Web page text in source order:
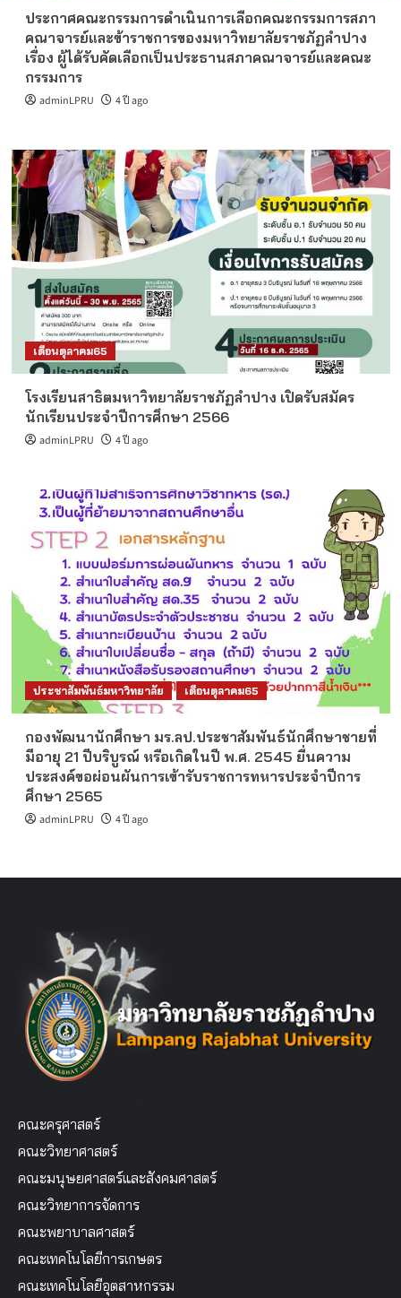
ประกาศคณะกรรมการดำเนินการเลือกคณะกรรมการสภา
คณาจารย์และข้าราชการของมหาวิทยาลัยราชภัฏลำปาง
เรื่อง ผู้ได้รับคัดเลือกเป็นประธานสภาคณาจารย์และคณะ
กรรมการ
adminLPRU 4 ปี ago
เดือนตุลาคม65
โรงเรียนสาธิตมหาวิทยาลัยราชภัฏลำปาง เปิดรับสมัคร
นักเรียนประจำปีการศึกษา 2566
adminLPRU 4 ปี ago
ประชาสัมพันธ์มหาวิทยาลัย เดือนตุลาคม65
กองพัฒนานักศึกษา มร.ลป.ประชาสัมพันธ์นักศึกษาชายที่
มีอายุ 21 ปีบริบูรณ์ หรือเกิดในปี พ.ศ. 2545 ยื่นความ
ประสงค์ขอผ่อนผันการเข้ารับราชการทหารประจำปีการ
ศึกษา 2565
adminLPRU 4 ปี ago
คณะครุศาสตร์
คณะวิทยาศาสตร์
คณะมนุษยศาสตร์และสังคมศาสตร์
คณะวิทยาการจัดการ
คณะพยาบาลศาสตร์
คณะเทคโนโลยีการเกษตร
คณะเทคโนโลยีอุตสาหกรรม